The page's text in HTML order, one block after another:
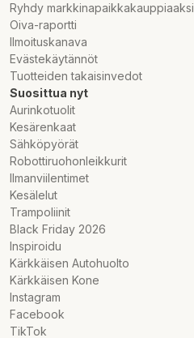
Ryhdy markkinapaikkakauppiaaksi
Oiva-raportti
Ilmoituskanava
Evästekäytännöt
Tuotteiden takaisinvedot
Suosittua nyt
Aurinkotuolit
Kesärenkaat
Sähköpyörät
Robottiruohonleikkurit
Ilmanviilentimet
Kesälelut
Trampoliinit
Black Friday 2026
Inspiroidu
Kärkkäisen Autohuolto
Kärkkäisen Kone
Instagram
Facebook
TikTok